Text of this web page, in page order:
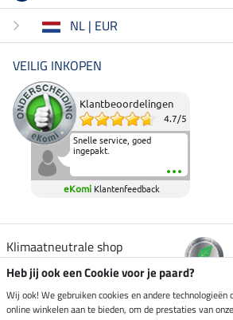
NL | EUR
VEILIG INKOPEN
Klantbeoordelingen
4.7/5
Snelle service, goed
ingepakt.
eKomi Klantenfeedback
Klimaatneutrale shop
Verzending per
Heb jij ook een Cookie voor je paard?
Wij ook! We gebruiken cookies en andere
online winkelen aan te bieden, om de prestaties van